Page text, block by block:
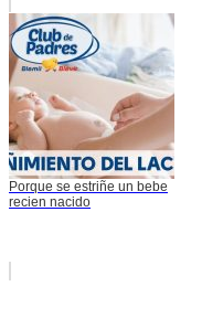
Porque se estriñe un bebe
recien nacido